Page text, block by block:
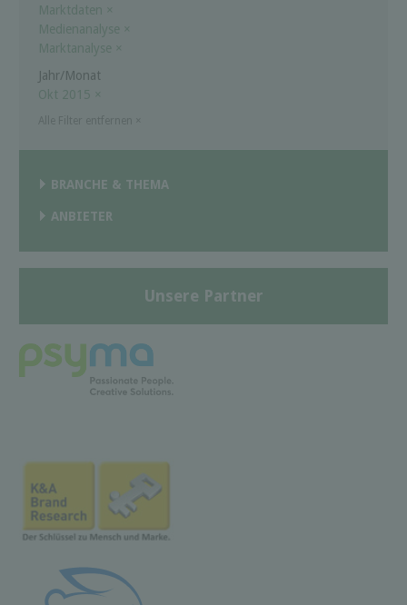
Marktdaten ×
Medienanalyse ×
Marktanalyse ×
Jahr/Monat
Okt 2015 ×
BRANCHE & THEMA
ANBIETER
Unsere Partner